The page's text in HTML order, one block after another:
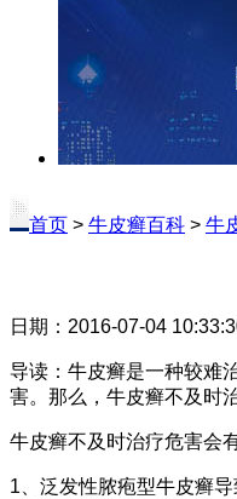
首页 > 牛皮癣百科 > 牛
日期：2016-07-04
导读：牛皮癣是一种较难
害。那么，牛皮癣不及时
牛皮癣不及时治疗危害会
1、泛发性脓疱型牛皮癣